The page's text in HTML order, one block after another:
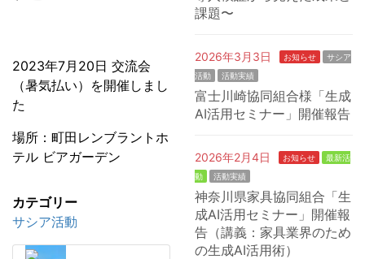
2023年7月20日 交流会
（暑気払い）を開催しまし
た
場所：町田レンブラントホ
テル ビアガーデン
カテゴリー
サシア活動
課題〜
2026年3月3日 お知らせ
サシア
活動
活動実績
富士川崎協同組合様「生成
AI活用セミナー」開催報告
2026年2月4日 お知らせ
最新活
動
活動実績
神奈川県家具協同組合「生
成AI活用セミナー」開催報
告（講義：家具業界のため
の生成AI活用術）